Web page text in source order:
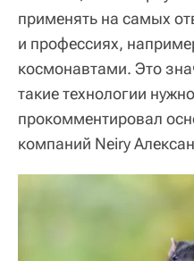
применять на самых
и профессиях,
космонавтами. Это
такие технологии
прокомментировал
компаний Neiry